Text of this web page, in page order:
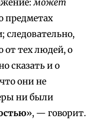
может
предметах
следовательно,
от тех людей, о
сказать и о
они не
ни были
», — говорит.